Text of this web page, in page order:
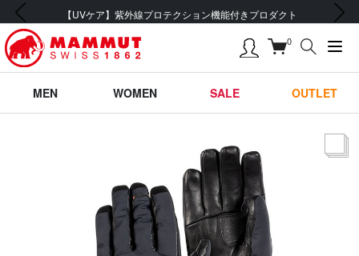
会員登録で【5,500円 (税込) 以上 送料無料】
前の画像 次の画像
0
MEN WOMEN SALE OUTLET